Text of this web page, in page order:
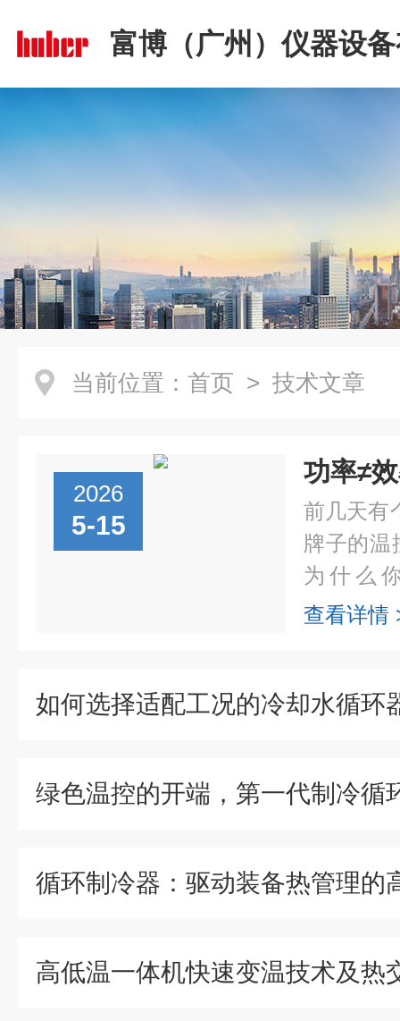
富博（广州）仪器设
司
当前位置： 首页 > 技术文章
2026
5-15
前几天有
牌子的温
为什么
快？”我
查看详情
绿色温控的开端，第一代制冷循
循环制冷器：驱动装备热管理的